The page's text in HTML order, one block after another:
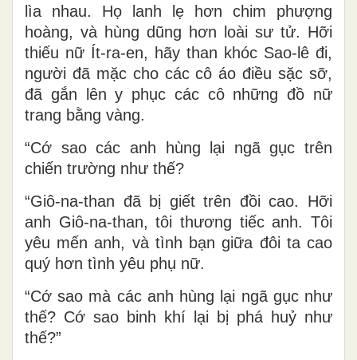
lìa nhau. Họ lanh lẹ hơn chim phượng
hoàng, và hùng dũng hơn loài sư tử. Hỡi
thiếu nữ Ít-ra-en, hãy than khóc Sao-lê đi,
người đã mặc cho các cô áo điều sặc sỡ,
đã gắn lên y phục các cô những đồ nữ
trang bằng vàng.
“Cớ sao các anh hùng lại ngã gục trên
chiến trường như thế?
“Giô-na-than đã bị giết trên đồi cao. Hỡi
anh Giô-na-than, tôi thương tiếc anh. Tôi
yêu mến anh, và tình bạn giữa đôi ta cao
quý hơn tình yêu phụ nữ.
“Cớ sao mà các anh hùng lại ngã gục như
thế? Cớ sao binh khí lại bị phá huỷ như
thế?”